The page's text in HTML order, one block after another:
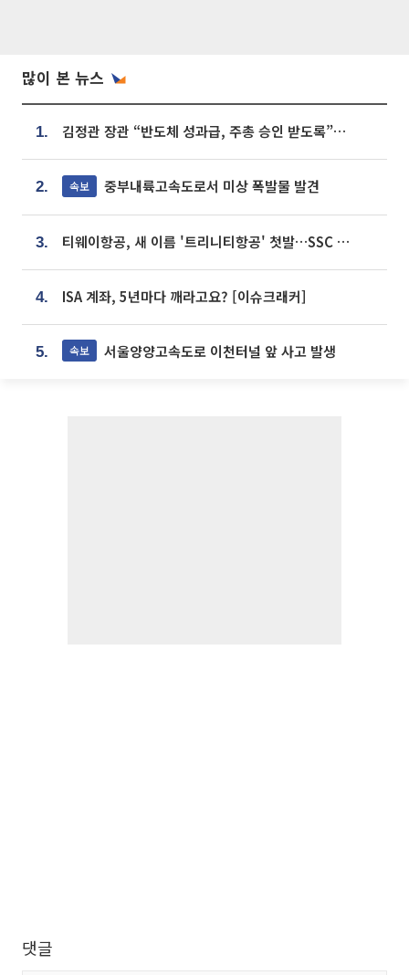
많이 본 뉴스
1. 김정관 장관 “반도체 성과급, 주총 승인 받도록”…상법·자본시장법 개정 시사
2. 속보 중부내륙고속도로서 미상 폭발물 발견
3. 티웨이항공, 새 이름 '트리니티항공' 첫발…SSC 전략 본격화
4. ISA 계좌, 5년마다 깨라고요? [이슈크래커]
5. 속보 서울양양고속도로 이천터널 앞 사고 발생
댓글